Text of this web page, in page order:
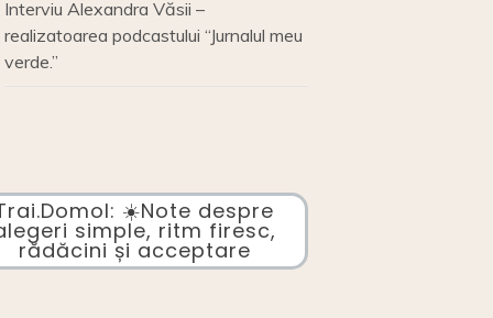
Interviu Alexandra Văsii –
realizatoarea podcastului “Jurnalul meu
verde.”
☀️Note despre
simple, ritm firesc,
rădăcini și acceptare